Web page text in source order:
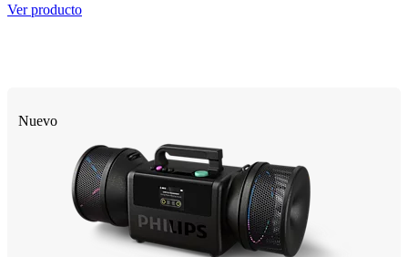
Ver producto
Nuevo